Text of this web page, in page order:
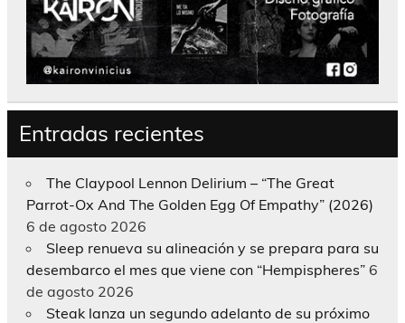
Entradas recientes
The Claypool Lennon Delirium – “The Great
Parrot-Ox And The Golden Egg Of Empathy” (2026)
6 de agosto 2026
Sleep renueva su alineación y se prepara para su
desembarco el mes que viene con “Hempispheres” 6
de agosto 2026
Steak lanza un segundo adelanto de su próximo